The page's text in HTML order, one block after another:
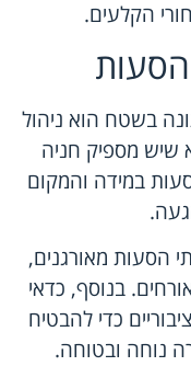
הקלעים.
בשטח הוא ניהול
שיש מספיק חניה
במידה והמקום
הסעות מאורגנים,
בנוסף, כדאי
כדי להבטיח
נוחה ובטוחה.